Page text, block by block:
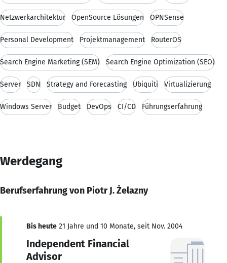
Netzwerkarchitektur OpenSource Lösungen OPNSense
Personal Development Projektmanagement RouterOS
Search Engine Marketing (SEM) Search Engine Optimization (SEO)
Server SDN Strategy and Forecasting Ubiquiti Virtualizierung
Windows Server Budget DevOps CI/CD Führungserfahrung
Werdegang
Berufserfahrung von Piotr J. Żelazny
Bis heute 21 Jahre und 10 Monate, seit Nov. 2004
Independent Financial
Advisor